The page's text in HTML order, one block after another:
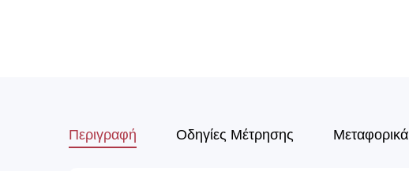
Περιγραφή Οδηγίες Μέτρησης Μεταφορικά